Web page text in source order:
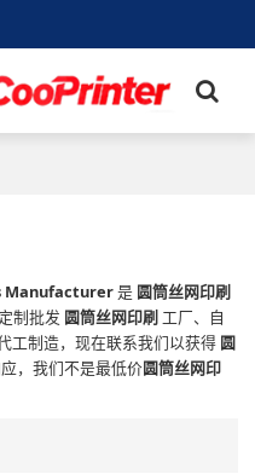
Manufacturer是 圆筒丝网印刷
制批发 圆筒丝网印刷 工厂、自
工制造，现在联系我们以获得 圆
，我们不是最低价圆筒丝网印